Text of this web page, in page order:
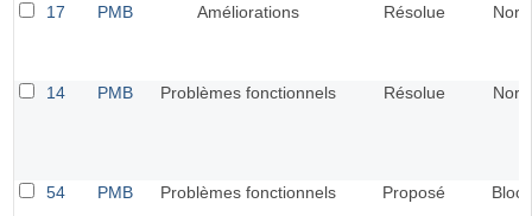
17 PMB Améliorations Résolue
14 PMB Problèmes fonctionnels Résolue
54 PMB Problèmes fonctionnels Proposé